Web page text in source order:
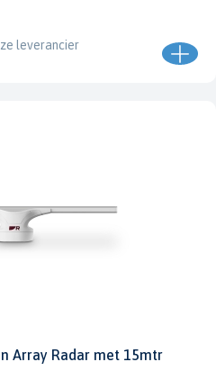
leverancier
Array Radar met 15mtr